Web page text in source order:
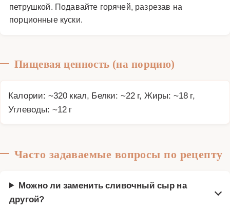
петрушкой. Подавайте горячей, разрезав на
порционные куски.
Пищевая ценность (на порцию)
Калории: ~320 ккал, Белки: ~22 г, Жиры: ~18 г,
Углеводы: ~12 г
Часто задаваемые вопросы по рецепту
Можно ли заменить сливочный сыр на
другой?